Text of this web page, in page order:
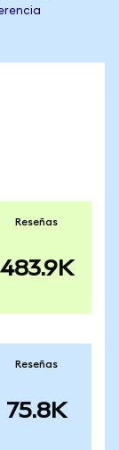
Reseñas
483.9K
Reseñas
75.8K